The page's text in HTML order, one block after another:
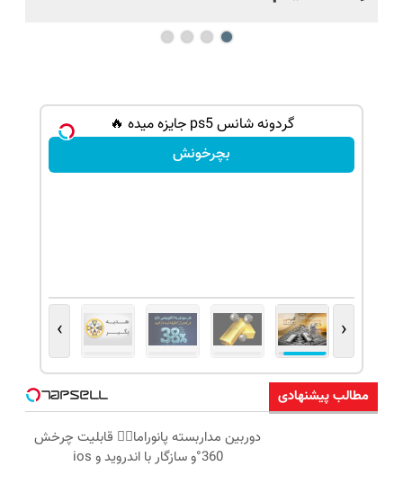
گردونه شانس ps5 جایزه میده 🔥
بچرخونش
‹
›
مطالب پیشنهادی
دوربین مداربسته پانوراما👈🏻 قابلیت چرخش
360°و سازگار با اندروید و ios